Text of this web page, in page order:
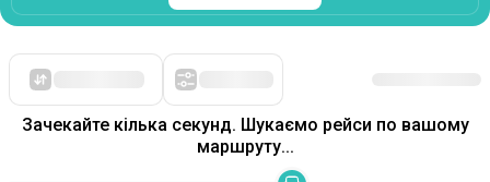
Зачекайте кілька секунд. Шукаємо рейси по вашому
маршруту...